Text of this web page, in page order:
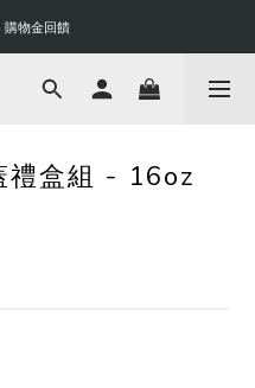
| 88 折起
購物金回饋
| 88 折起
盒組 - 16oz